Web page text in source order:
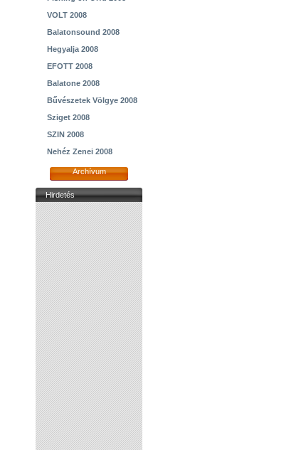
VOLT 2008
Balatonsound 2008
Hegyalja 2008
EFOTT 2008
Balatone 2008
Bűvészetek Völgye 2008
Sziget 2008
SZIN 2008
Nehéz Zenei 2008
Archívum
Hirdetés